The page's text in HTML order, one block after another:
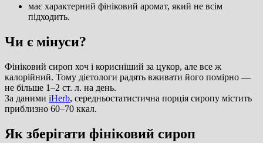
має характерний фініковий аромат, який не всім
підходить.
Чи є мінуси?
Фініковий сироп хоч і корисніший за цукор, але все ж
калорійний. Тому дієтологи радять вживати його помірно —
не більше 1–2 ст. л. на день.
За даними iHerb, середньостатистична порція сиропу містить
приблизно 60–70 ккал.
Як зберігати фініковий сироп